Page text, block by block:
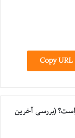
Copy URL
(بررسی آخرین